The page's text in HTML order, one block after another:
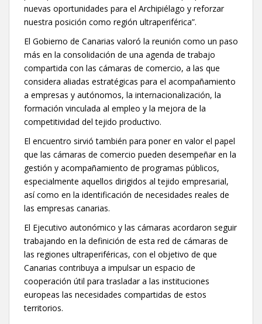
nuevas oportunidades para el Archipiélago y reforzar
nuestra posición como región ultraperiférica”.
El Gobierno de Canarias valoró la reunión como un paso
más en la consolidación de una agenda de trabajo
compartida con las cámaras de comercio, a las que
considera aliadas estratégicas para el acompañamiento
a empresas y autónomos, la internacionalización, la
formación vinculada al empleo y la mejora de la
competitividad del tejido productivo.
El encuentro sirvió también para poner en valor el papel
que las cámaras de comercio pueden desempeñar en la
gestión y acompañamiento de programas públicos,
especialmente aquellos dirigidos al tejido empresarial,
así como en la identificación de necesidades reales de
las empresas canarias.
El Ejecutivo autonómico y las cámaras acordaron seguir
trabajando en la definición de esta red de cámaras de
las regiones ultraperiféricas, con el objetivo de que
Canarias contribuya a impulsar un espacio de
cooperación útil para trasladar a las instituciones
europeas las necesidades compartidas de estos
territorios.